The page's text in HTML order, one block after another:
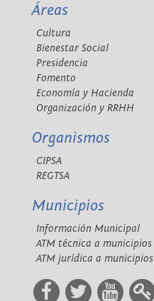
Áreas
Cultura
Bienestar Social
Presidencia
Fomento
Economía y Hacienda
Organización y RRHH
Organismos
CIPSA
REGTSA
Municipios
Información Municipal
ATM técnica a municipios
ATM jurídica a municipios